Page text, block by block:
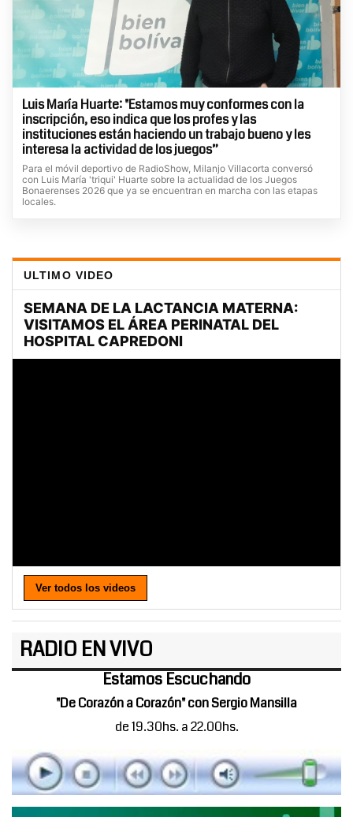
Luis María Huarte: "Estamos muy conformes con la
inscripción, eso indica que los profes y las
instituciones están haciendo un trabajo bueno y les
interesa la actividad de los juegos”
Para el móvil deportivo de RadioShow, Milanjo Villacorta conversó
con Luis María 'triqui' Huarte sobre la actualidad de los Juegos
Bonaerenses 2026 que ya se encuentran en marcha con las etapas
locales.
ULTIMO VIDEO
Ver todos los videos
RADIO EN VIVO
Estamos Escuchando
"De Corazón a Corazón" con Sergio Mansilla
de 19.30hs. a 22.00hs.